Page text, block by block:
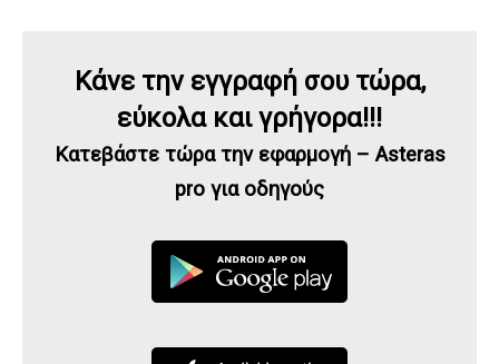
Κάνε την εγγραφή σου τώρα,
εύκολα και γρήγορα!!!
Κατεβάστε τώρα την εφαρμογή – Asteras
pro για οδηγούς